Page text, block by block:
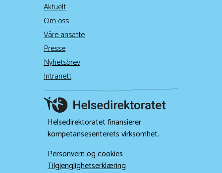
Aktuelt
Om oss
Våre ansatte
Presse
Nyhetsbrev
Intranett
Helsedirektoratet finansierer
kompetansesenterets virksomhet.
Personvern og cookies
Tilgjenglighetserklæring